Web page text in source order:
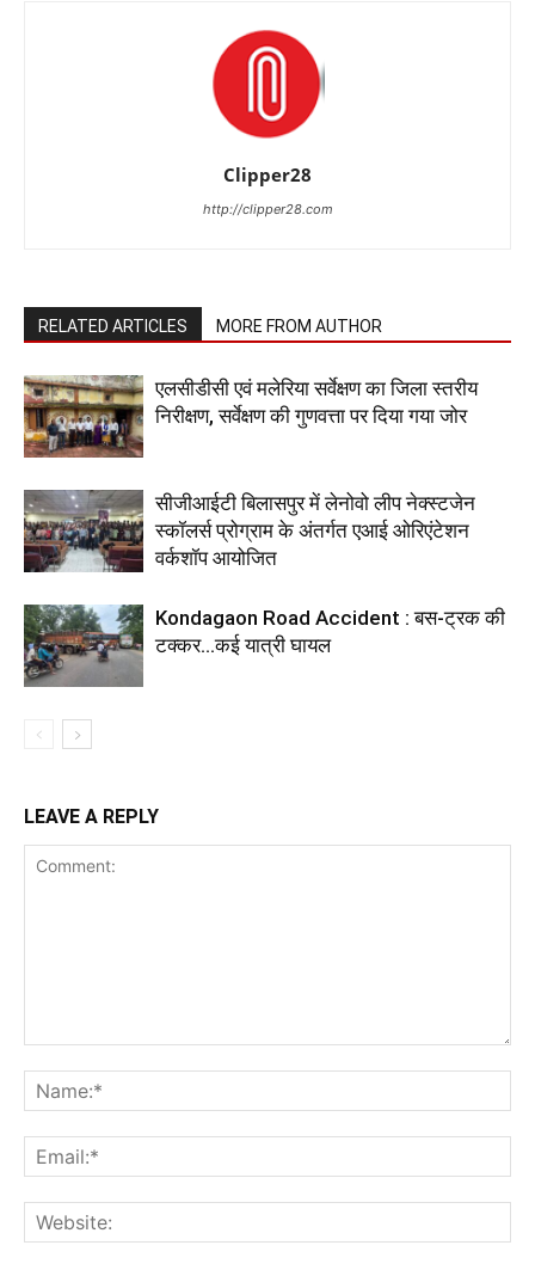
Clipper28
http://clipper28.com
RELATED ARTICLES MORE FROM AUTHOR
एलसीडीसी एवं मलेरिया सर्वेक्षण का जिला स्तरीय
निरीक्षण, सर्वेक्षण की गुणवत्ता पर दिया गया जोर
सीजीआईटी बिलासपुर में लेनोवो लीप नेक्स्टजेन
स्कॉलर्स प्रोग्राम के अंतर्गत एआई ओरिएंटेशन
वर्कशॉप आयोजित
Kondagaon Road Accident : बस-ट्रक की
टक्कर…कई यात्री घायल
LEAVE A REPLY